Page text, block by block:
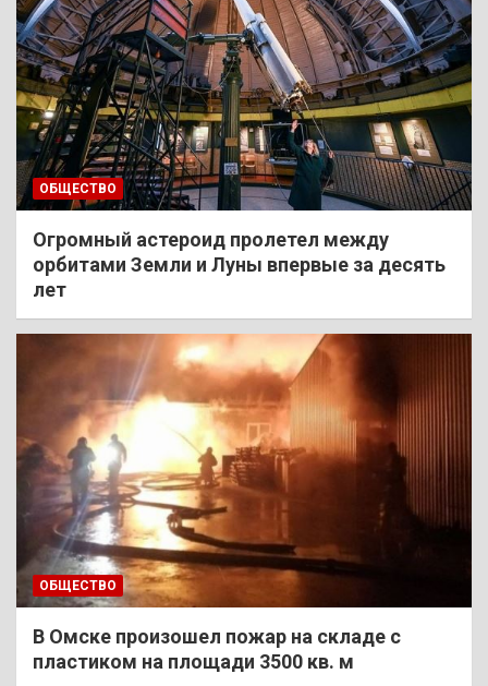
ОБЩЕСТВО
Огромный астероид пролетел между
орбитами Земли и Луны впервые за десять
лет
ОБЩЕСТВО
В Омске произошел пожар на складе с
пластиком на площади 3500 кв. м